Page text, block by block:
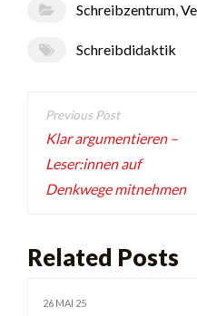
Schreibzentrum,
Schreibdidaktik
Klar argumentieren –
Leser:innen auf
Denkwege mitnehmen
Related Posts
26 MAI 25